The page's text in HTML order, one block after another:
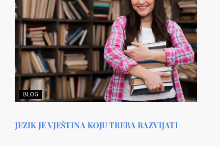
BLOG
JEZIK JE VJEŠTINA KOJU TREBA RAZVIJATI